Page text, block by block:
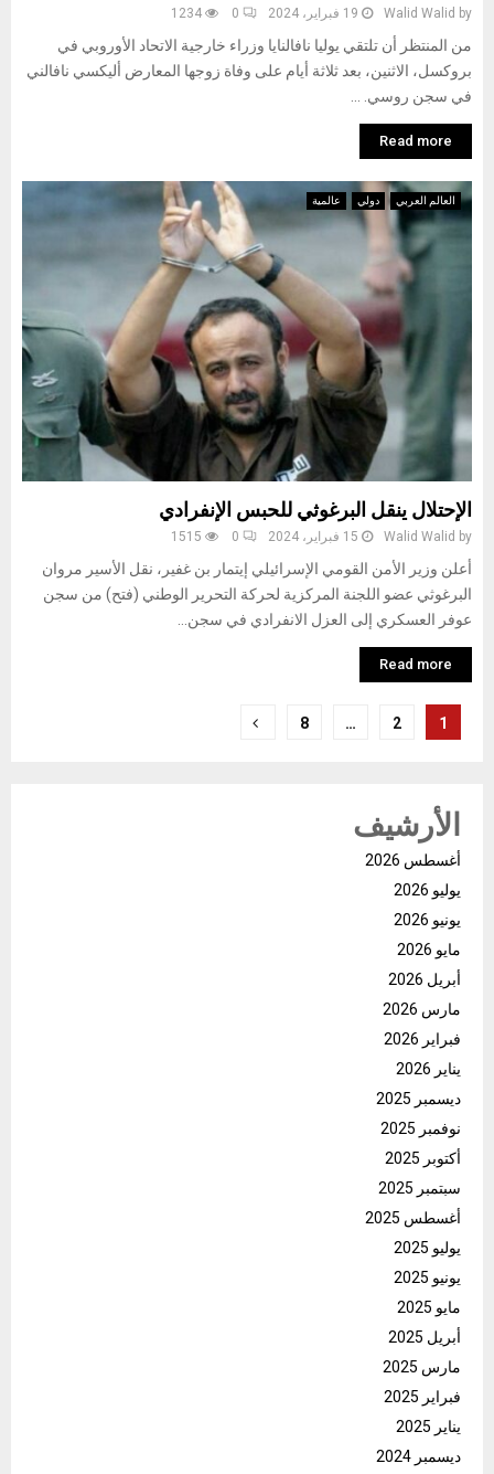
by
Walid Walid 19 فبراير، 2024 0
1234
من المنتظر أن تلتقي يوليا نافالنايا وزراء خارجية الاتحاد الأوروبي في
بروكسل، الاثنين، بعد ثلاثة أيام على وفاة زوجها المعارض أليكسي نافالني
في سجن روسي. ...
Read more
العالم العربي دولي عالمية
الإحتلال ينقل البرغوثي للحبس الإنفرادي
by
Walid Walid 15 فبراير، 2024 0
1515
أعلن وزير الأمن القومي الإسرائيلي إيتمار بن غفير، نقل الأسير مروان
البرغوثي عضو اللجنة المركزية لحركة التحرير الوطني (فتح) من سجن
عوفر العسكري إلى العزل الانفرادي في سجن...
Read more
تعدد
المقالات
1
2
…
8
الأرشيف
أغسطس 2026
يوليو 2026
يونيو 2026
مايو 2026
أبريل 2026
مارس 2026
فبراير 2026
يناير 2026
ديسمبر 2025
نوفمبر 2025
أكتوبر 2025
سبتمبر 2025
أغسطس 2025
يوليو 2025
يونيو 2025
مايو 2025
أبريل 2025
مارس 2025
فبراير 2025
يناير 2025
ديسمبر 2024